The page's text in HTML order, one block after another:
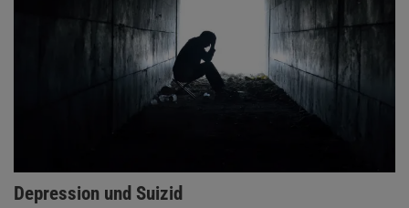
Depression und Suizid